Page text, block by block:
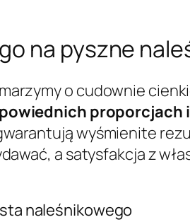
na pyszne
o cudownie
proporcjach
wyśmienite
a satysfakcja z
naleśnikowego